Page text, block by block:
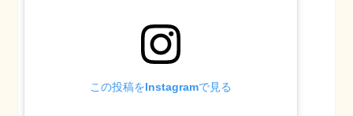
この投稿をInstagramで見る